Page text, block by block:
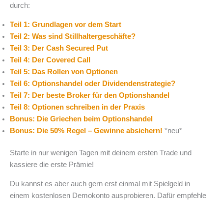
durch:
Teil 1: Grundlagen vor dem Start
Teil 2: Was sind Stillhaltergeschäfte?
Teil 3: Der Cash Secured Put
Teil 4: Der Covered Call
Teil 5: Das Rollen von Optionen
Teil 6: Optionshandel oder Dividendenstrategie?
Teil 7: Der beste Broker für den Optionshandel
Teil 8: Optionen schreiben in der Praxis
Bonus: Die Griechen beim Optionshandel
Bonus: Die 50% Regel – Gewinne absichern! *neu*
Starte in nur wenigen Tagen mit deinem ersten Trade und
kassiere die erste Prämie!
Du kannst es aber auch gern erst einmal mit Spielgeld in
einem kostenlosen Demokonto ausprobieren. Dafür empfehle